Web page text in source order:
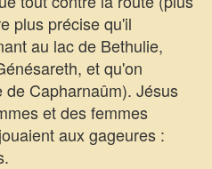
plus précise qu'il
au lac de Bethulie,
et qu'on
Capharnaûm). Jésus
et des femmes
aux gageures :